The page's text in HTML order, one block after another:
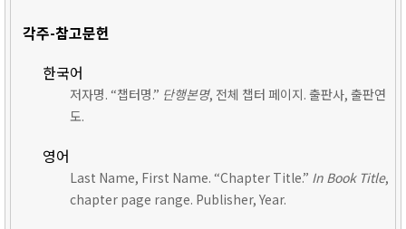
각주-참고문헌
한국어
저자명. “챕터명.” 단행본명, 전체 챕터 페이지. 출판사, 출판연
도.
영어
Last Name, First Name. “Chapter Title.” In Book Title,
chapter page range. Publisher, Year.